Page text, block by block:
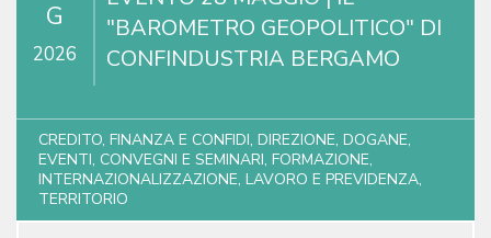
G
2026
"BAROMETRO GEOPOLITICO" DI
CONFINDUSTRIA BERGAMO
CREDITO, FINANZA E CONFIDI, DIREZIONE, DOGANE,
EVENTI, CONVEGNI E SEMINARI, FORMAZIONE,
INTERNAZIONALIZZAZIONE, LAVORO E PREVIDENZA,
TERRITORIO